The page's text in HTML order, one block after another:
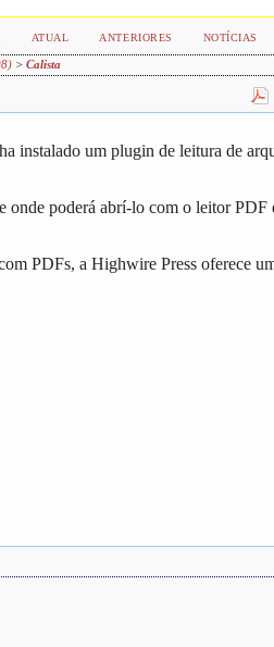
ATUAL ANTERIORES NOTÍCIAS
> Calista
instalado um plugin de leitura de
onde poderá abrí-lo com o leitor PDF
PDFs, a Highwire Press oferece